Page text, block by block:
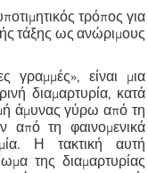
τρόπος για
τάξης ως ανώριμους
γραμμές», είναι μια
διαμαρτυρία, κατά
άμυνας γύρω από τη
από τη φαινομενικά
Η τακτική αυτή
της διαμαρτυρίας